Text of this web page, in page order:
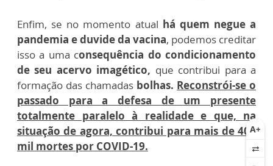
Enfim, se no momento atual há quem negue a
pandemia e duvide da vacina, podemos creditar
isso a uma consequência do condicionamento
de seu acervo imagético, que contribui para a
formação das chamadas bolhas. Reconstrói-se o
passado para a defesa de um presente
totalmente paralelo à realidade e que, na
situação de agora, contribui para mais de 400
mil mortes por COVID-19.